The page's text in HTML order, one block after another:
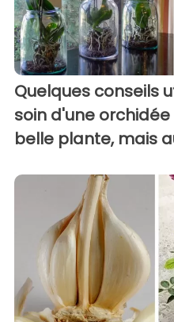
Quelques conseils
soin d'une
belle plante, mais